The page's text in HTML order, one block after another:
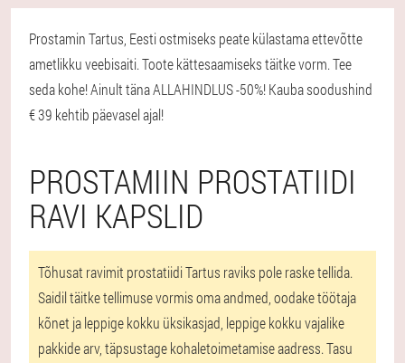
Prostamin Tartus, Eesti ostmiseks peate külastama ettevõtte
ametlikku veebisaiti. Toote kättesaamiseks täitke vorm. Tee
seda kohe! Ainult täna ALLAHINDLUS -50%! Kauba soodushind
€ 39 kehtib päevasel ajal!
PROSTAMIIN PROSTATIIDI
RAVI KAPSLID
Tõhusat ravimit prostatiidi Tartus raviks pole raske tellida.
Saidil täitke tellimuse vormis oma andmed, oodake töötaja
kõnet ja leppige kokku üksikasjad, leppige kokku vajalike
pakkide arv, täpsustage kohaletoimetamise aadress. Tasu